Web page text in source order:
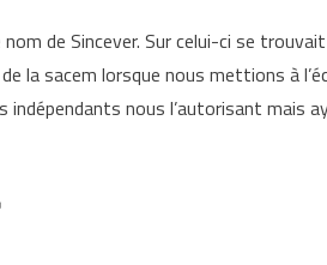
de Sincever. Sur celui-ci se
la sacem lorsque nous mettions à
indépendants nous l’autorisant mais